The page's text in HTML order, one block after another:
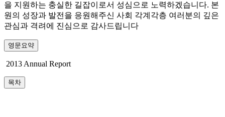
을 지원하는 충실한 길잡이로서 성심으로 노력하겠습니다. 본
원의 성장과 발전을 응원해주신 사회 각계각층 여러분의 깊은
관심과 격려에 진심으로 감사드립니다
영문요약
2013 Annual Report
목차